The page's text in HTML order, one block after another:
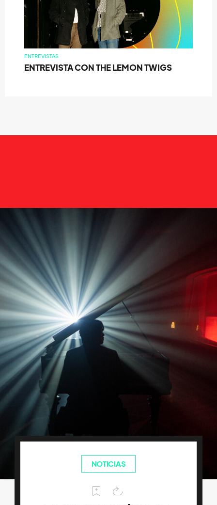
ENTREVISTAS
ENTREVISTA CON THE LEMON TWIGS
NOTICIAS